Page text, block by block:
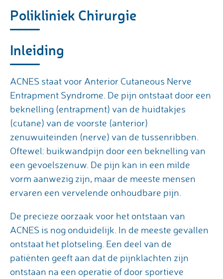
Polikliniek Chirurgie
Inleiding
ACNES staat voor Anterior Cutaneous Nerve
Entrapment Syndrome. De pijn ontstaat door een
beknelling (entrapment) van de huidtakjes
(cutane) van de voorste (anterior)
zenuwuiteinden (nerve) van de tussenribben.
Oftewel: buikwandpijn door een beknelling van
een gevoelszenuw. De pijn kan in een milde
vorm aanwezig zijn, maar de meeste mensen
ervaren een vervelende onhoudbare pijn.
De precieze oorzaak voor het ontstaan van
ACNES is nog onduidelijk. In de meeste gevallen
ontstaat het plotseling. Een deel van de
patiënten geeft aan dat de pijnklachten zijn
ontstaan na een operatie of door sportieve